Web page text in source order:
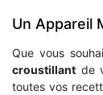
Un Appareil
Que vous
croustillant de
toutes vos